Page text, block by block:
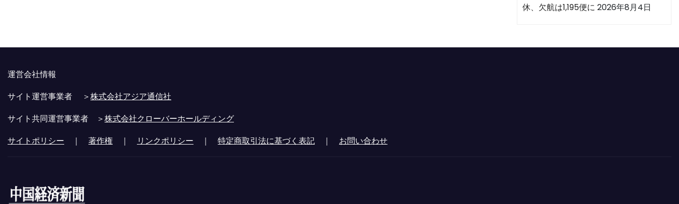
休、欠航は1,195便に 2026年8月4日
運営会社情報
サイト運営事業者 ＞株式会社アジア通信社
サイト共同運営事業者 ＞株式会社クローバーホールディング
サイトポリシー ｜ 著作権 ｜ リンクポリシー ｜ 特定商取引法に基づく表記 ｜ お問い合わせ